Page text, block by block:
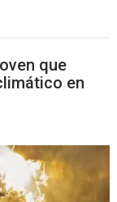
que
en